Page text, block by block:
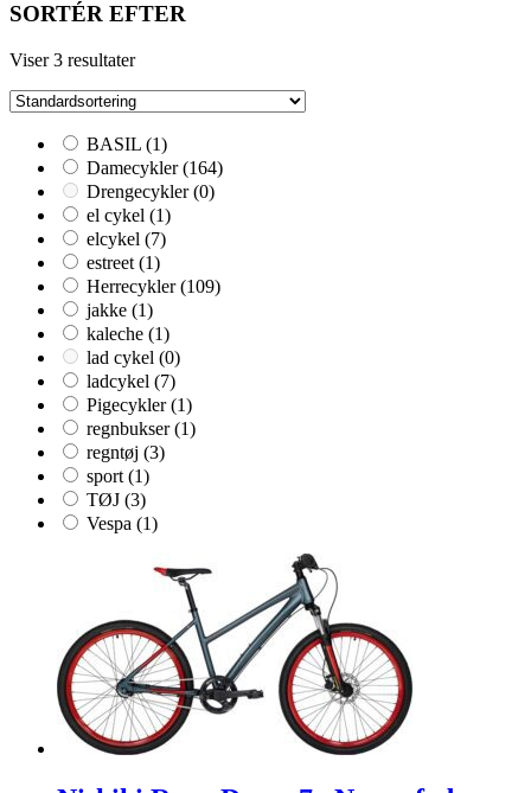
SORTÉR EFTER
Viser 3 resultater
BASIL (1)
Damecykler(164)
Drengecykler(0)
el cykel (1)
elcykel (7)
estreet (1)
Herrecykler(109)
jakke (1)
kaleche (1)
lad cykel (0)
ladcykel (7)
Pigecykler(1)
regnbukser(1)
regntøj (3)
sport (1)
TØJ (3)
Vespa (1)